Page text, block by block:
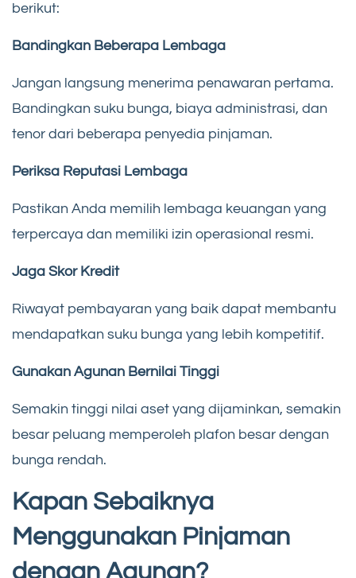
berikut:
Bandingkan Beberapa Lembaga
Jangan langsung menerima penawaran pertama.
Bandingkan suku bunga, biaya administrasi, dan
tenor dari beberapa penyedia pinjaman.
Periksa Reputasi Lembaga
Pastikan Anda memilih lembaga keuangan yang
terpercaya dan memiliki izin operasional resmi.
Jaga Skor Kredit
Riwayat pembayaran yang baik dapat membantu
mendapatkan suku bunga yang lebih kompetitif.
Gunakan Agunan Bernilai Tinggi
Semakin tinggi nilai aset yang dijaminkan, semakin
besar peluang memperoleh plafon besar dengan
bunga rendah.
Kapan Sebaiknya
Menggunakan Pinjaman
dengan Agunan?